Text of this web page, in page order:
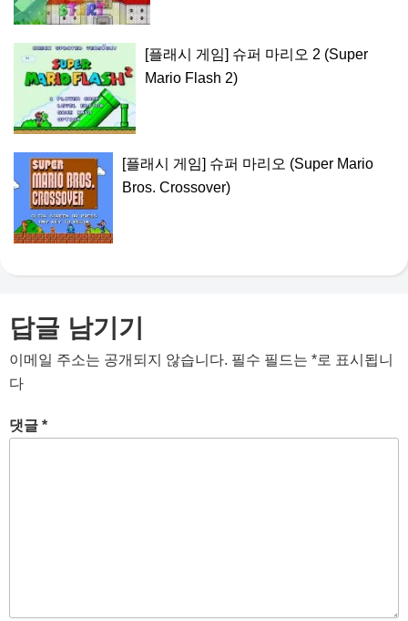
[플래시 게임] 슈퍼 마리오 2 (Super
Mario Flash 2)
[플래시 게임] 슈퍼 마리오 (Super Mario
Bros. Crossover)
답글 남기기
이메일 주소는 공개되지 않습니다. 필수 필드는 *로 표시됩니
다
댓글 *